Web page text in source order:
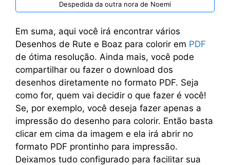
Despedida da outra nora de Noemi
Em suma, aqui você irá encontrar vários
Desenhos de Rute e Boaz para colorir em PDF
de ótima resolução. Ainda mais, você pode
compartilhar ou fazer o download dos
desenhos diretamente no formato PDF. Seja
como for, quem vai decidir o que fazer é você!
Se, por exemplo, você deseja fazer apenas a
impressão do desenho para colorir. Então basta
clicar em cima da imagem e ela irá abrir no
formato PDF prontinho para impressão.
Deixamos tudo configurado para facilitar sua